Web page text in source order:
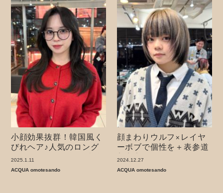
小顔効果抜群！韓国風く
びれヘア♪人気のロング
レイヤースタイル！表参
道美容室
2025.1.11
ACQUA omotesando
顔まわりウルフ×レイヤ
ーボブで個性を＋表参道
美容室
2024.12.27
ACQUA omotesando